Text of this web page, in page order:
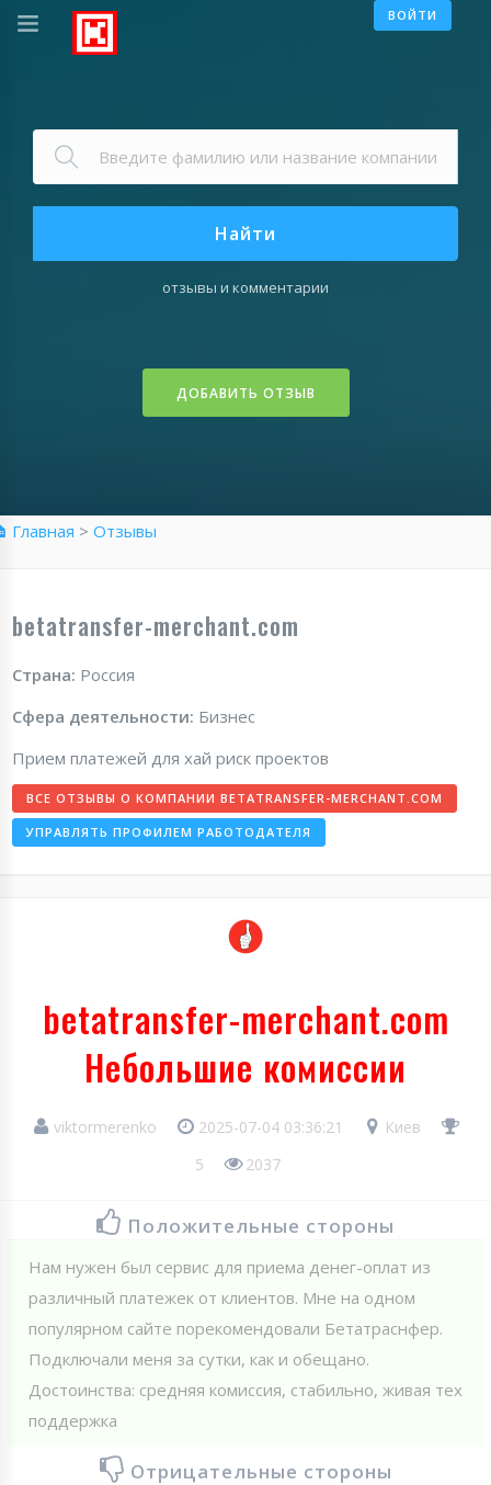
ВОЙТИ
Найти
отзывы и комментарии
ДОБАВИТЬ ОТЗЫВ
Главная > Отзывы
betatransfer-merchant.com
Страна: Россия
Сфера деятельности: Бизнес
Прием платежей для хай риск проектов
ВСЕ ОТЗЫВЫ О КОМПАНИИ BETATRANSFER-MERCHANT.COM
УПРАВЛЯТЬ ПРОФИЛЕМ РАБОТОДАТЕЛЯ
betatransfer-merchant.com
Небольшие комиссии
viktormerenko 2025-07-04 03:36:21
Киев
5
2037
Положительные стороны
Нам нужен был сервис для приема денег-оплат из
различный платежек от клиентов. Мне на одном
популярном сайте порекомендовали Бетатраснфер.
Подключали меня за сутки, как и обещано.
Достоинства: средняя комиссия, стабильно, живая тех
поддержка
Отрицательные стороны